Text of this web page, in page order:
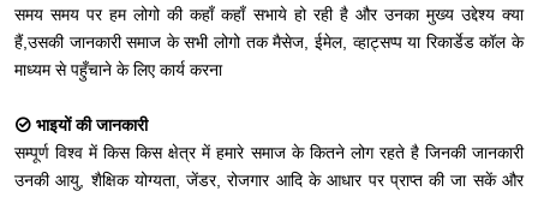
समय समय पर हम लोगो की कहाँ कहाँ सभाये हो रही है और उनका मुख्य उद्देश्य क्या
हैं,उसकी जानकारी समाज के सभी लोगो तक मैसेज, ईमेल, व्हाट्सप्प या रिकार्डेड कॉल के
माध्यम से पहुँचाने के लिए कार्य करना
भाइयों की जानकारी
सम्पूर्ण विश्व में किस किस क्षेत्र में हमारे समाज के कितने लोग रहते है जिनकी जानकारी
उनकी आयु, शैक्षिक योग्यता, जेंडर, रोजगार आदि के आधार पर प्राप्त की जा सकें और